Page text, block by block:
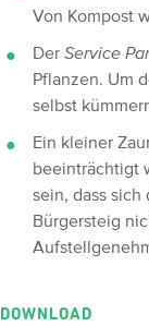
Von Kompost
DerService
Pflanzen. Um
selbst
Ein kleiner
beeinträchtigt
sein, dass
Bürgersteig
DOWNLOAD